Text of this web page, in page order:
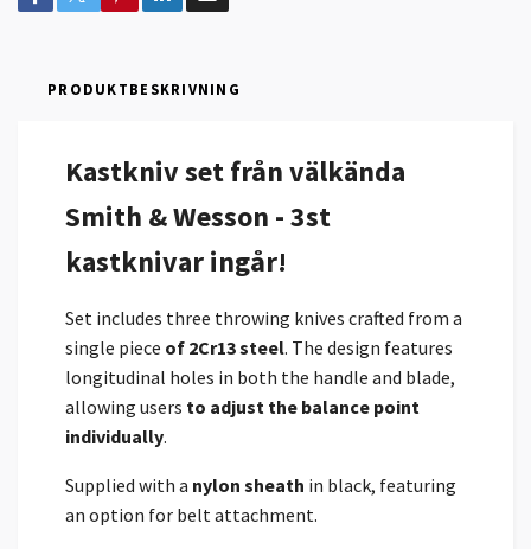
PRODUKTBESKRIVNING
Kastkniv set från välkända
Smith & Wesson - 3st
kastknivar ingår!
Set includes three throwing knives crafted from a
single piece of 2Cr13 steel. The design features
longitudinal holes in both the handle and blade,
allowing users to adjust the balance point
individually.
Supplied with a nylon sheath in black, featuring
an option for belt attachment.